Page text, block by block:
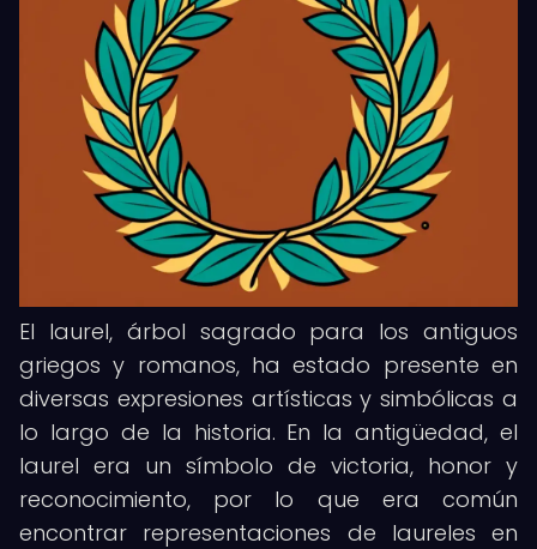
El laurel, árbol sagrado para los antiguos
griegos y romanos, ha estado presente en
diversas expresiones artísticas y simbólicas a
lo largo de la historia. En la antigüedad, el
laurel era un símbolo de victoria, honor y
reconocimiento, por lo que era común
encontrar representaciones de laureles en